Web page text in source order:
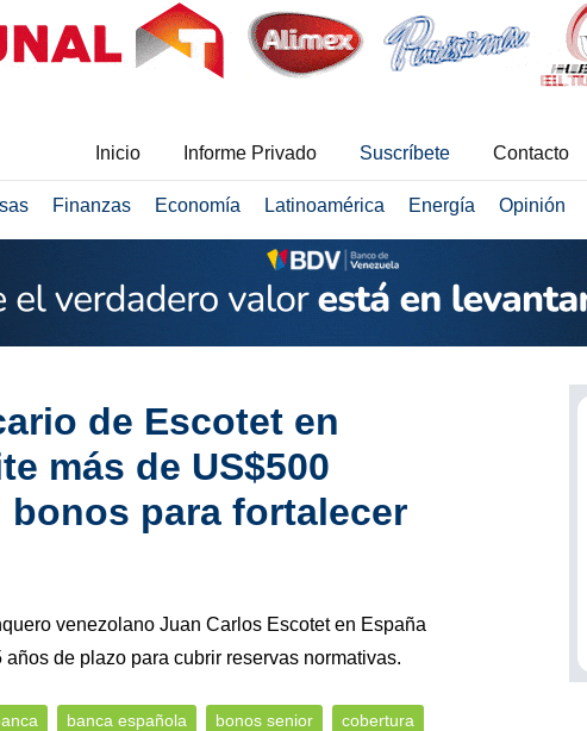
Inicio Informe Privado Suscríbete Contacto
Finanzas Economía Latinoamérica Energía Opinión
de Escotet en
más de US$500
bonos para fortalecer
venezolano Juan Carlos Escotet en España
de plazo para cubrir reservas normativas.
banca española bonos senior cobertura